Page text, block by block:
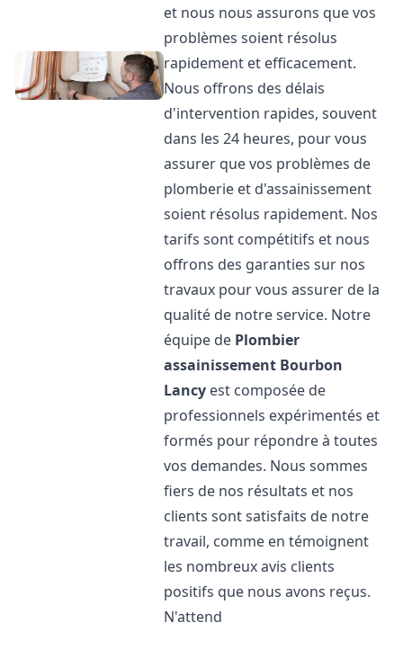
et nous nous assurons que vos
problèmes soient résolus
rapidement et efficacement.
Nous offrons des délais
d'intervention rapides, souvent
dans les 24 heures, pour vous
assurer que vos problèmes de
plomberie et d'assainissement
soient résolus rapidement. Nos
tarifs sont compétitifs et nous
offrons des garanties sur nos
travaux pour vous assurer de la
qualité de notre service. Notre
équipe de Plombier
assainissement Bourbon
Lancy est composée de
professionnels expérimentés et
formés pour répondre à toutes
vos demandes. Nous sommes
fiers de nos résultats et nos
clients sont satisfaits de notre
travail, comme en témoignent
les nombreux avis clients
positifs que nous avons reçus.
N'attend